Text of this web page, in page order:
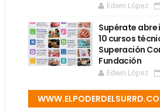
Edwin López
Supérate
10 cursos
Superación
Fundación
Edwin López